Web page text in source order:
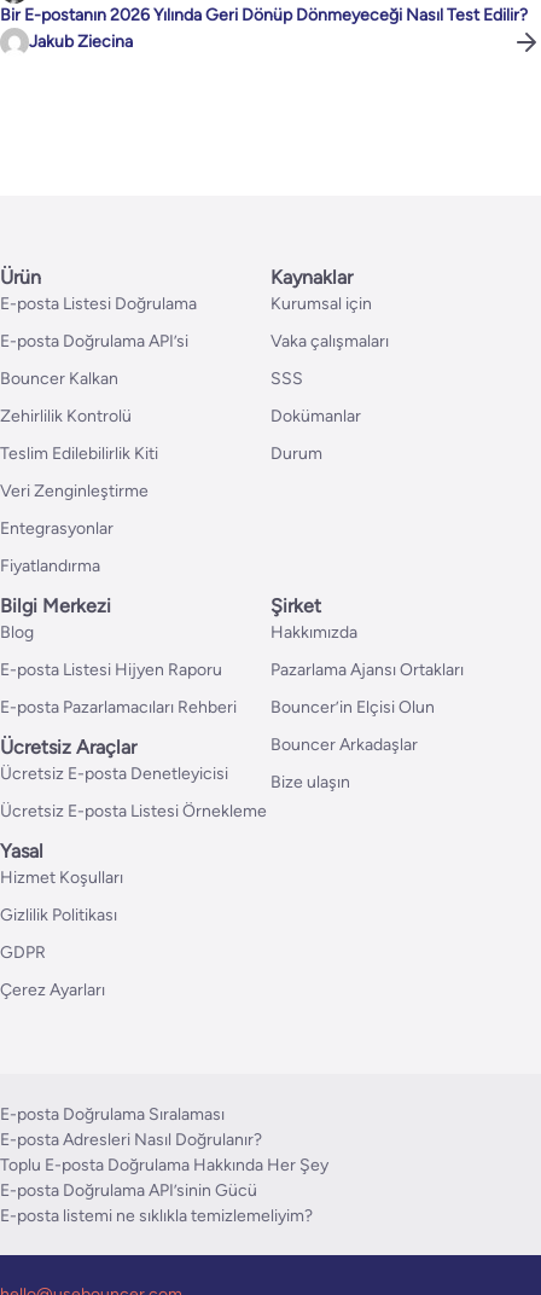
Bir E-postanın 2026 Yılında Geri Dönüp Dönmeyeceği Nasıl Test Edilir?
Jakub Ziecina
Ürün
E-posta Listesi Doğrulama
E-posta Doğrulama API’si
Bouncer Kalkan
Zehirlilik Kontrolü
Teslim Edilebilirlik Kiti
Veri Zenginleştirme
Entegrasyonlar
Fiyatlandırma
Kaynaklar
Kurumsal için
Vaka çalışmaları
SSS
Dokümanlar
Durum
Bilgi Merkezi
Blog
E-posta Listesi Hijyen Raporu
E-posta Pazarlamacıları Rehberi
Ücretsiz Araçlar
Ücretsiz E-posta Denetleyicisi
Ücretsiz E-posta Listesi Örnekleme
Şirket
Hakkımızda
Pazarlama Ajansı Ortakları
Bouncer’in Elçisi Olun
Bouncer Arkadaşlar
Bize ulaşın
Yasal
Hizmet Koşulları
Gizlilik Politikası
GDPR
Çerez Ayarları
E-posta Doğrulama Sıralaması
E-posta Adresleri Nasıl Doğrulanır?
Toplu E-posta Doğrulama Hakkında Her Şey
E-posta Doğrulama API’sinin Gücü
E-posta listemi ne sıklıkla temizlemeliyim?